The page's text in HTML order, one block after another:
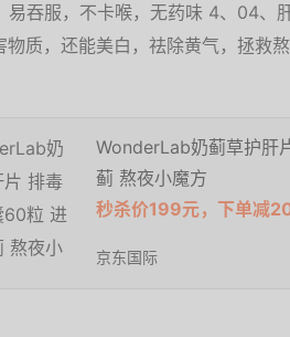
易吞服，不卡喉，无药味 4、04、
物质，还能美白，祛除黄气，拯救
WonderLab奶蓟草护肝
蓟 熬夜小魔方
秒杀价199元，下单减
京东国际